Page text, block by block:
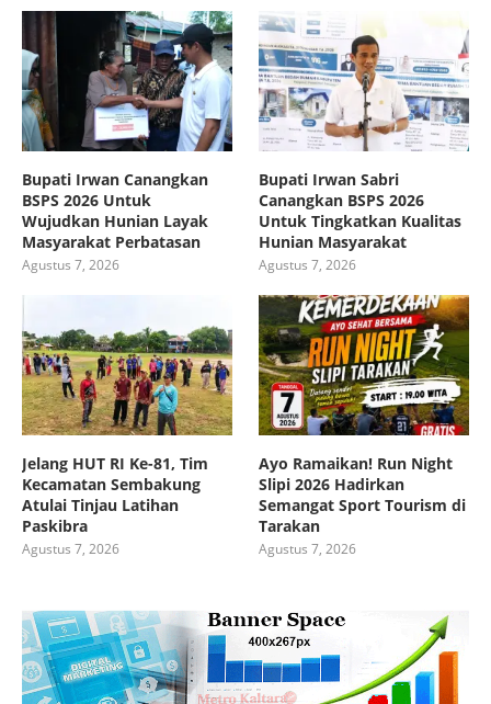
Bupati Irwan Canangkan
BSPS 2026 Untuk
Wujudkan Hunian Layak
Masyarakat Perbatasan
Agustus 7, 2026
Bupati Irwan Sabri
Canangkan BSPS 2026
Untuk Tingkatkan Kualitas
Hunian Masyarakat
Agustus 7, 2026
Jelang HUT RI Ke-81, Tim
Kecamatan Sembakung
Atulai Tinjau Latihan
Paskibra
Agustus 7, 2026
Ayo Ramaikan! Run Night
Slipi 2026 Hadirkan
Semangat Sport Tourism di
Tarakan
Agustus 7, 2026